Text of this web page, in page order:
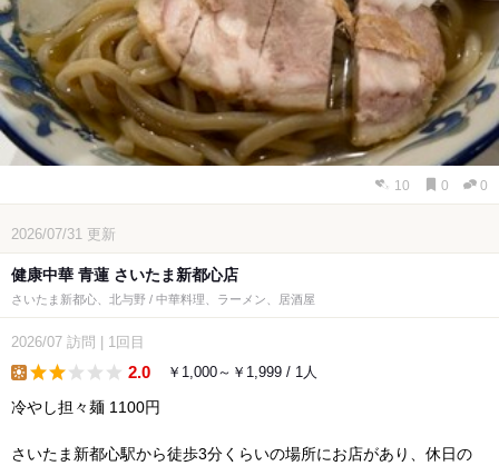
10 0 0
2026/07/31 更新
健康中華 青蓮 さいたま新都心店
さいたま新都心、北与野 / 中華料理、ラーメン、居酒屋
2026/07 訪問 1回目
2.0 ￥1,000～￥1,999 / 1人
冷やし担々麺 1100円
さいたま新都心駅から徒歩3分くらいの場所にお店があり、休日の